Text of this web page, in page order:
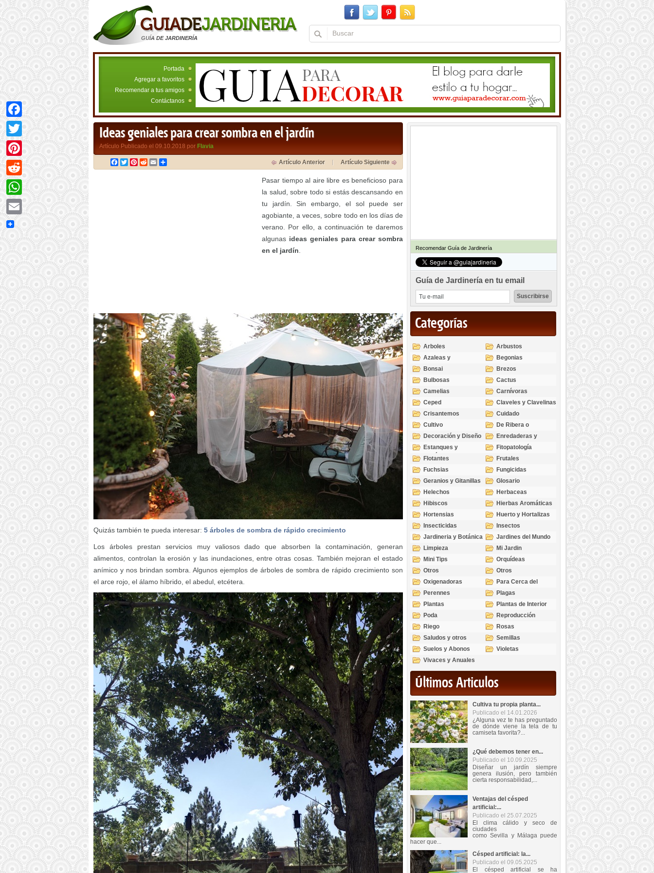
GUÍA DE JARDINERÍA
Portada
Agregar a favoritos
Recomendar a tus amigos
Contáctanos
Ideas geniales para crear sombra en el jardín
Artículo Publicado el 09.10.2018 por Flavia
Facebook
TwitterPinterest
RedditEmail Artículo Anterior Artículo Siguiente
Pasar tiempo al aire libre es beneficioso para
la salud, sobre todo si estás descansando en
tu jardín. Sin embargo, el sol puede ser
agobiante, a veces, sobre todo en los días de
verano. Por ello, a continuación te daremos
algunas ideas geniales para crear sombra
en el jardín
Quizás también te pueda interesar: 5 árboles de sombra de rápido crecimiento
Los árboles prestan servicios muy valiosos dado que absorben la contaminación, generan
alimentos, controlan la erosión y las inundaciones, entre otras cosas. También mejoran el estado
anímico y nos brindan sombra. Algunos ejemplos de árboles de sombra de rápido crecimiento son
el arce rojo, el álamo híbrido, el abedul, etcétera.
Recomendar Guía de Jardinería
Guía de Jardinería en tu email
Categorías
Arboles
Arbustos
Azaleas y
Rododendros
Begonias
Bonsai
Brezos
Bulbosas
Cactus
Camelias
Carnívoras
Ceped
Claveles y Clavelinas
Crisantemos
Cuidado
Cultivo
De Ribera o
Palustres
Decoración y Diseño
Enredaderas y
cubresuelos
Estanques y
Acuáticas
Fitopatología
Flotantes
Frutales
Fuchsias
Fungicidas
Geranios y Gitanillas
Glosario
Helechos
Herbaceas
Hibiscos
Hierbas Aromáticas
Hortensias
Huerto y Hortalizas
Insecticidas
Insectos
Jardineria y Botánica
Jardines del Mundo
Limpieza
Mi Jardin
Mini Tips
Orquídeas
Otros
Otros
Oxigenadoras
Para Cerca del
Estanque
Perennes
Plagas
Plantas
Plantas de Interior
Poda
Reproducción
Riego
Rosas
Saludos y otros
temas
Semillas
Suelos y Abonos
Violetas
Vivaces y Anuales
Últimos Articulos
Cultiva tu propia planta...
Publicado el 14.01.2026
¿Alguna vez te has preguntado
de dónde viene la tela de tu
camiseta favorita?...
¿Qué debemos tener en...
Publicado el 10.09.2025
Diseñar un jardín siempre
genera ilusión, pero también
cierta responsabilidad,...
Ventajas del césped
artificial:...
Publicado el 25.07.2025
El clima cálido y seco de
ciudades
como Sevilla y Málaga puede
hacer que...
Césped artificial: la...
Publicado el 09.05.2025
El césped artificial se ha
Facebook
Twitter
Pinterest
Reddit
WhatsApp
Email